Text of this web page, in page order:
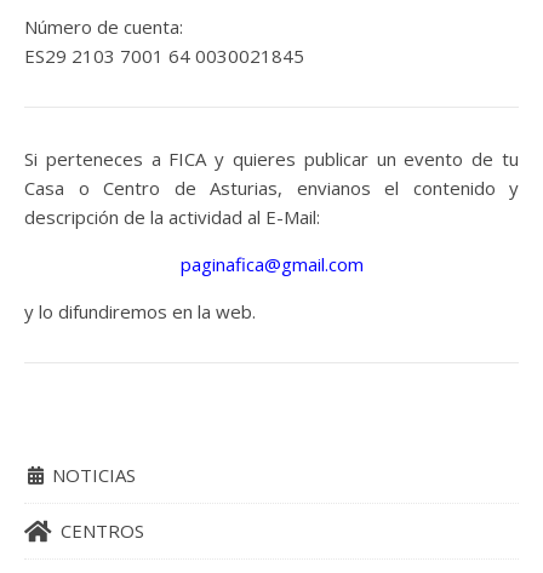
Número de cuenta:
ES29 2103 7001 64 0030021845
Si perteneces a FICA y quieres publicar un evento de tu
Casa o Centro de Asturias, envianos el contenido y
descripción de la actividad al E-Mail:
paginafica@gmail.com
y lo difundiremos en la web.
NOTICIAS
CENTROS